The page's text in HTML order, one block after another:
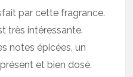
par cette fragrance.
très intéressante.
notes épicées, un
et bien dosé.